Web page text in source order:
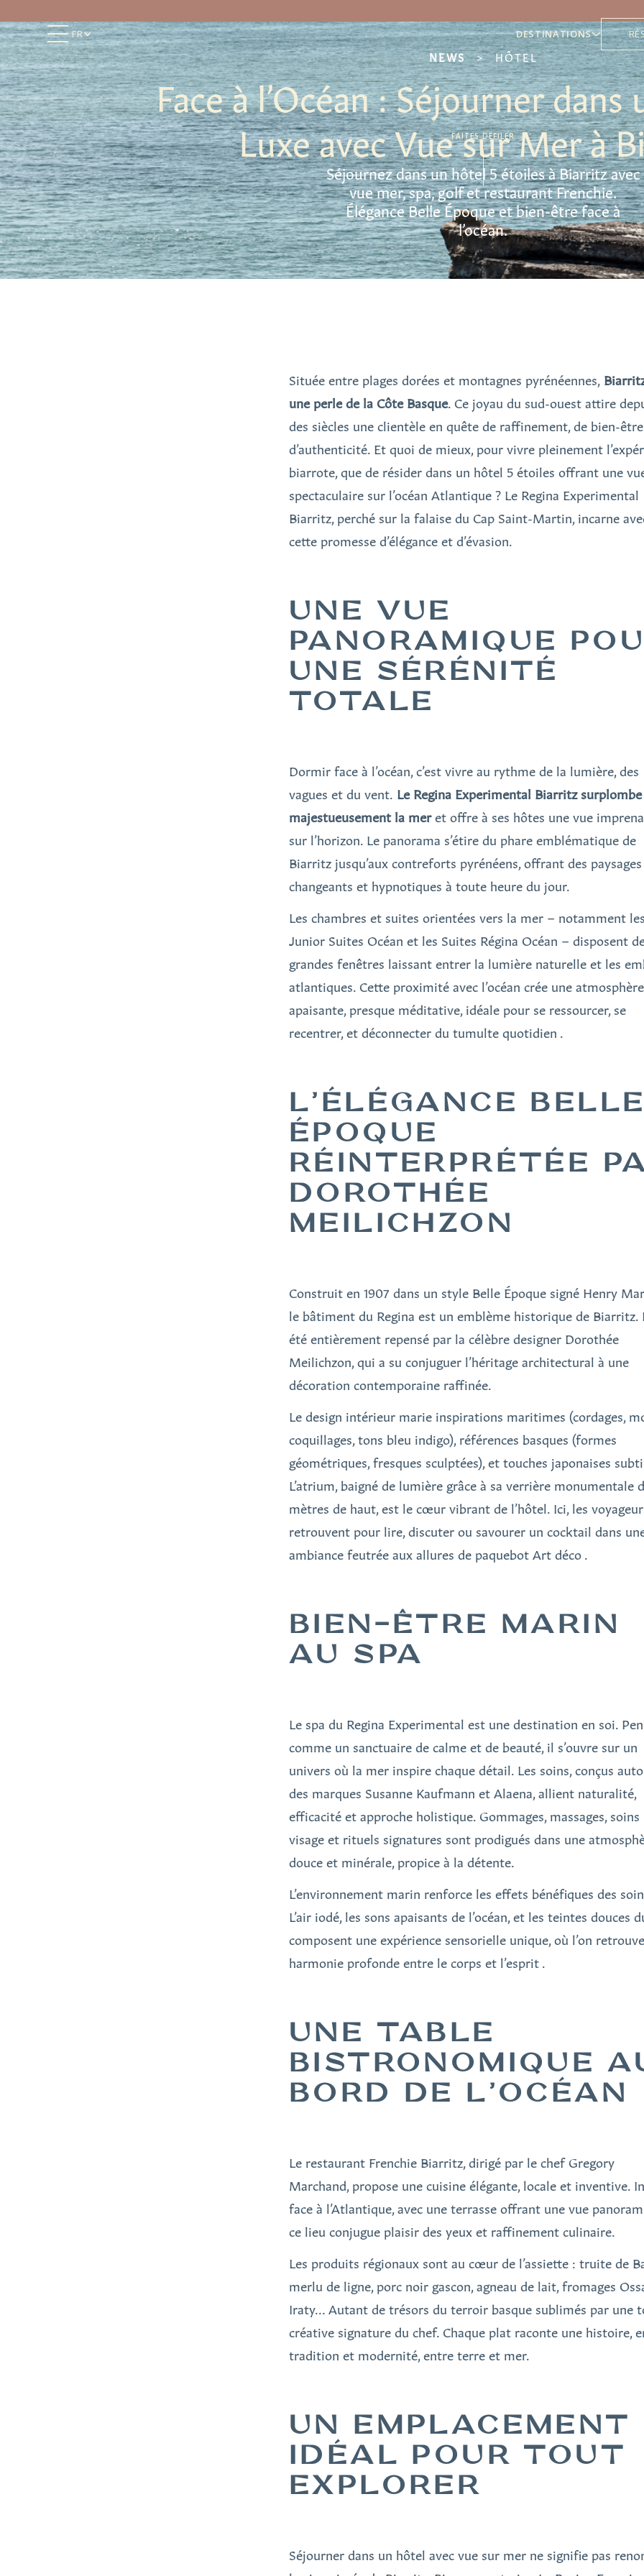
FR DESTINATIONS
Face à l’Océan : Séjourner
Luxe avec Vue sur Mer à
Séjournez dans un hôtel 5 étoiles à Biarritz avec
vue mer, spa, golf et restaurant Frenchie.
Élégance Belle Époque et bien-être face à
l’océan.
NEWS > HÔTEL
FAITES DÉFILER
Située entre plages dorées et montagnes pyrénéennes,
une perle de la Côte Basque. Ce joyau du sud-ouest attire
des siècles une clientèle en quête de raffinement, de bien-
d’authenticité. Et quoi de mieux, pour vivre pleinement
biarrote, que de résider dans un hôtel 5 étoiles offrant une
spectaculaire sur l’océan Atlantique ? Le Regina Experimental
Biarritz, perché sur la falaise du Cap Saint-Martin, incarne
cette promesse d’élégance et d’évasion.
UNE VUE
PANORAMIQUE
UNE SÉRÉNITÉ
TOTALE
Dormir face à l’océan, c’est vivre au rythme de la lumière, des
vagues et du vent. Le Regina Experimental Biarritz surplombe
majestueusement la meret offre à ses hôtes une vue
sur l’horizon. Le panorama s’étire du phare emblématique de
Biarritz jusqu’aux contreforts pyrénéens, offrant des paysages
changeants et hypnotiques à toute heure du jour.
Les chambres et suites orientées vers la mer – notamment
Junior Suites Océan et les Suites Régina Océan – disposent
grandes fenêtres laissant entrer la lumière naturelle et les
atlantiques. Cette proximité avec l’océan crée une atmosphère
apaisante, presque méditative, idéale pour se ressourcer, se
recentrer, et déconnecter du tumulte quotidien .
L’ÉLÉGANCE
ÉPOQUE
RÉINTERPRÉTÉE
DOROTHÉE
MEILICHZON
Construit en 1907 dans un style Belle Époque signé Henry
le bâtiment du Regina est un emblème historique de Biarritz.
été entièrement repensé par la célèbre designer Dorothée
Meilichzon, qui a su conjuguer l’héritage architectural à une
décoration contemporaine raffinée.
Le design intérieur marie inspirations maritimes (cordages,
coquillages, tons bleu indigo), références basques (formes
géométriques, fresques sculptées), et touches japonaises
L’atrium, baigné de lumière grâce à sa verrière monumentale
mètres de haut, est le cœur vibrant de l’hôtel. Ici, les
retrouvent pour lire, discuter ou savourer un cocktail dans
ambiance feutrée aux allures de paquebot Art déco .
BIEN-ÊTRE MARIN
AU SPA
Le spa du Regina Experimental est une destination en soi.
comme un sanctuaire de calme et de beauté, il s’ouvre sur un
univers où la mer inspire chaque détail. Les soins, conçus
des marques Susanne Kaufmann et Alaena, allient naturalité,
efficacité et approche holistique. Gommages, massages, soins
visage et rituels signatures sont prodigués dans une
douce et minérale, propice à la détente.
L’environnement marin renforce les effets bénéfiques des
L’air iodé, les sons apaisants de l’océan, et les teintes douces
composent une expérience sensorielle unique, où l’on
harmonie profonde entre le corps et l’esprit .
UNE TABLE
BISTRONOMIQUE
BORD DE L’OCÉAN
Le restaurant Frenchie Biarritz, dirigé par le chef Gregory
Marchand, propose une cuisine élégante, locale et inventive.
face à l’Atlantique, avec une terrasse offrant une vue
ce lieu conjugue plaisir des yeux et raffinement culinaire.
Les produits régionaux sont au cœur de l’assiette : truite de
merlu de ligne, porc noir gascon, agneau de lait, fromages
Iraty… Autant de trésors du terroir basque sublimés par une
créative signature du chef. Chaque plat raconte une histoire,
tradition et modernité, entre terre et mer.
UN EMPLACEMENT
IDÉAL POUR TOUT
EXPLORER
Séjourner dans un hôtel avec vue sur mer ne signifie pas